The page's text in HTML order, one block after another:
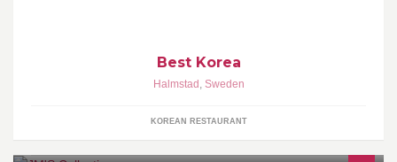
Best Korea
Halmstad , Sweden
KOREAN RESTAURANT